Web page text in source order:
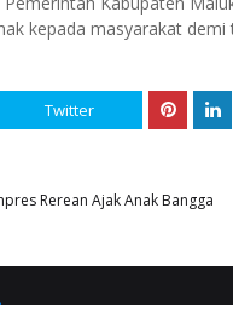
kepada masyarakat
Twitter
Rerean Ajak Anak Bangga